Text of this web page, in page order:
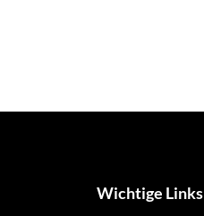
Wichtige Links